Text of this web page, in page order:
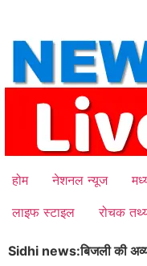
content
होम नेशनल न्यूज
लाइफ स्टाइल
रोचक
Sidhi news:बिजली की